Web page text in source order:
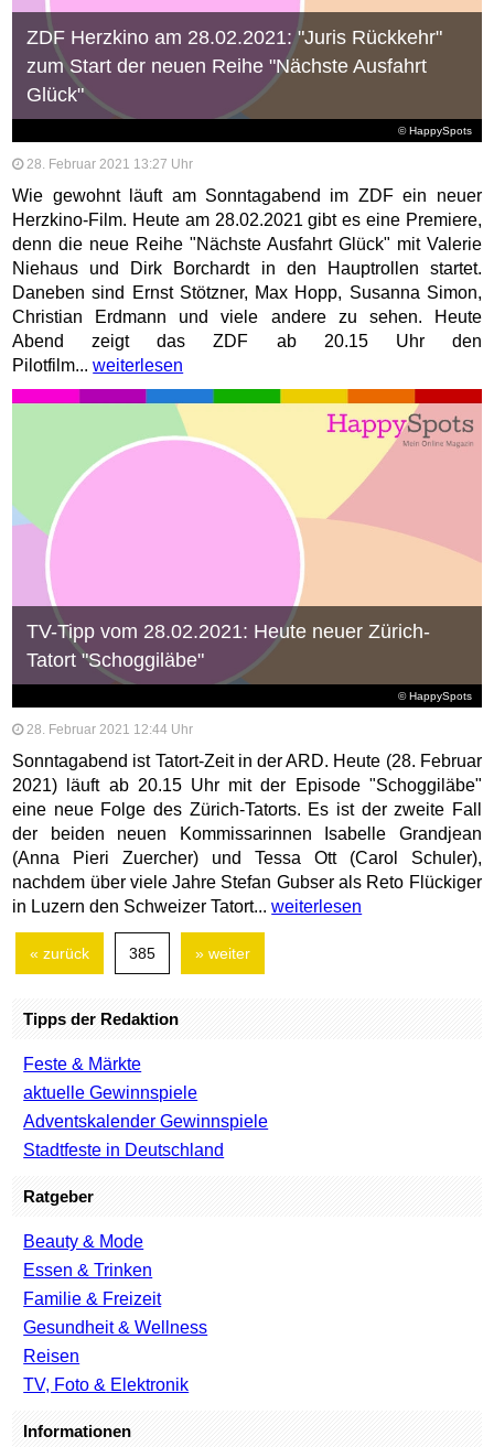
© HappySpots
ZDF Herzkino am 28.02.2021: "Juris Rückkehr"
zum Start der neuen Reihe "Nächste Ausfahrt
Glück"
28. Februar 2021 13:27 Uhr
Wie gewohnt läuft am Sonntagabend im ZDF ein neuer
Herzkino-Film. Heute am 28.02.2021 gibt es eine Premiere,
denn die neue Reihe "Nächste Ausfahrt Glück" mit Valerie
Niehaus und Dirk Borchardt in den Hauptrollen startet.
Daneben sind Ernst Stötzner, Max Hopp, Susanna Simon,
Christian Erdmann und viele andere zu sehen. Heute
Abend zeigt das ZDF ab 20.15 Uhr den
Pilotfilm...weiterlesen
© HappySpots
TV-Tipp vom 28.02.2021: Heute neuer Zürich-
Tatort "Schoggiläbe"
28. Februar 2021 12:44 Uhr
Sonntagabend ist Tatort-Zeit in der ARD. Heute (28. Februar
2021) läuft ab 20.15 Uhr mit der Episode "Schoggiläbe"
eine neue Folge des Zürich-Tatorts. Es ist der zweite Fall
der beiden neuen Kommissarinnen Isabelle Grandjean
(Anna Pieri Zuercher) und Tessa Ott (Carol Schuler),
nachdem über viele Jahre Stefan Gubser als Reto Flückiger
in Luzern den Schweizer Tatort...weiterlesen
« zurück 385 » weiter
Tipps der Redaktion
Feste & Märkte
aktuelle Gewinnspiele
Adventskalender Gewinnspiele
Stadtfeste in Deutschland
Ratgeber
Beauty & Mode
Essen & Trinken
Familie & Freizeit
Gesundheit & Wellness
Reisen
TV, Foto & Elektronik
Informationen